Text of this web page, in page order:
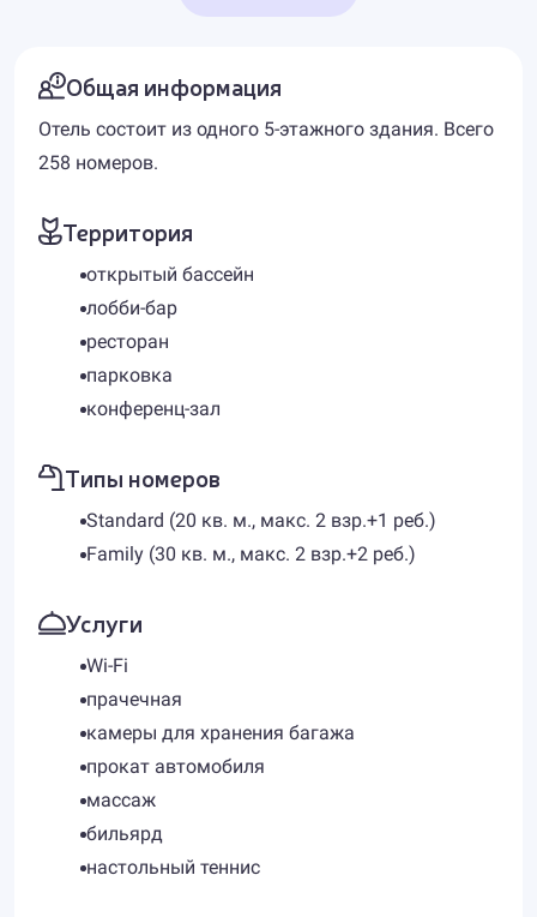
Общая информация
Отель состоит из одного 5-этажного здания. Всего
258 номеров.
Территория
открытый бассейн
лобби-бар
ресторан
парковка
конференц-зал
Типы номеров
Standard (20 кв. м., макс. 2 взр.+1 реб.)
Family (30 кв. м., макс. 2 взр.+2 реб.)
Услуги
Wi-Fi
прачечная
камеры для хранения багажа
прокат автомобиля
массаж
бильярд
настольный теннис